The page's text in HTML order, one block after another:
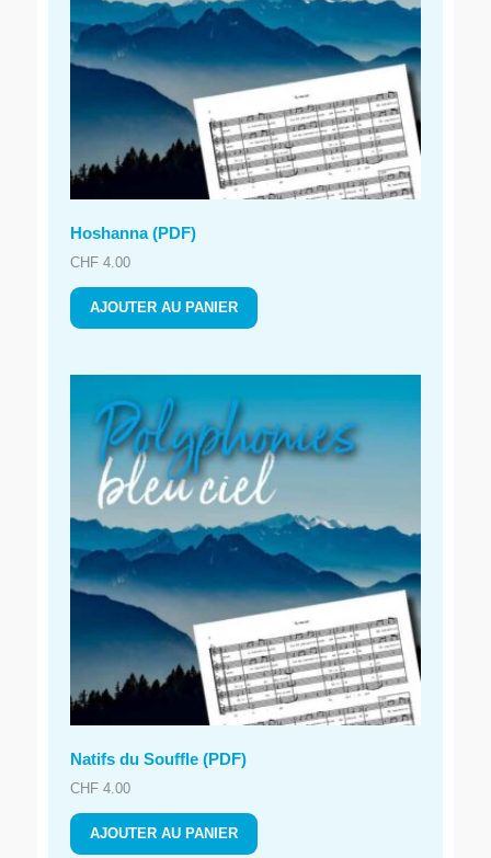
Hoshanna (PDF)
CHF 4.00
AJOUTER AU PANIER
Natifs du Souffle (PDF)
CHF 4.00
AJOUTER AU PANIER